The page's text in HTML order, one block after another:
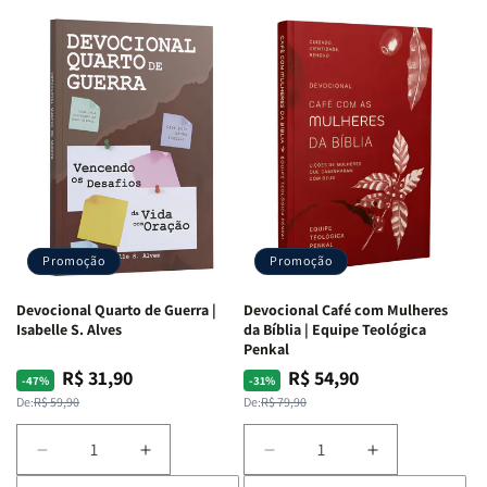
Promoção
Devocional Quarto de Guerra |
Isabelle S. Alves
-47%
Preço
normal
De:R$ 59,90
Preço
promocional
R$ 31,90
Diminuir
a
Aumentar
a
Promoção
Devocional Café com Mulheres
da Bíblia | Equipe Teológica
Penkal
-31%
Preço
normal
De:R$ 79,90
Preço
promocional
R$ 54,90
Diminuir
a
Aumentar
a